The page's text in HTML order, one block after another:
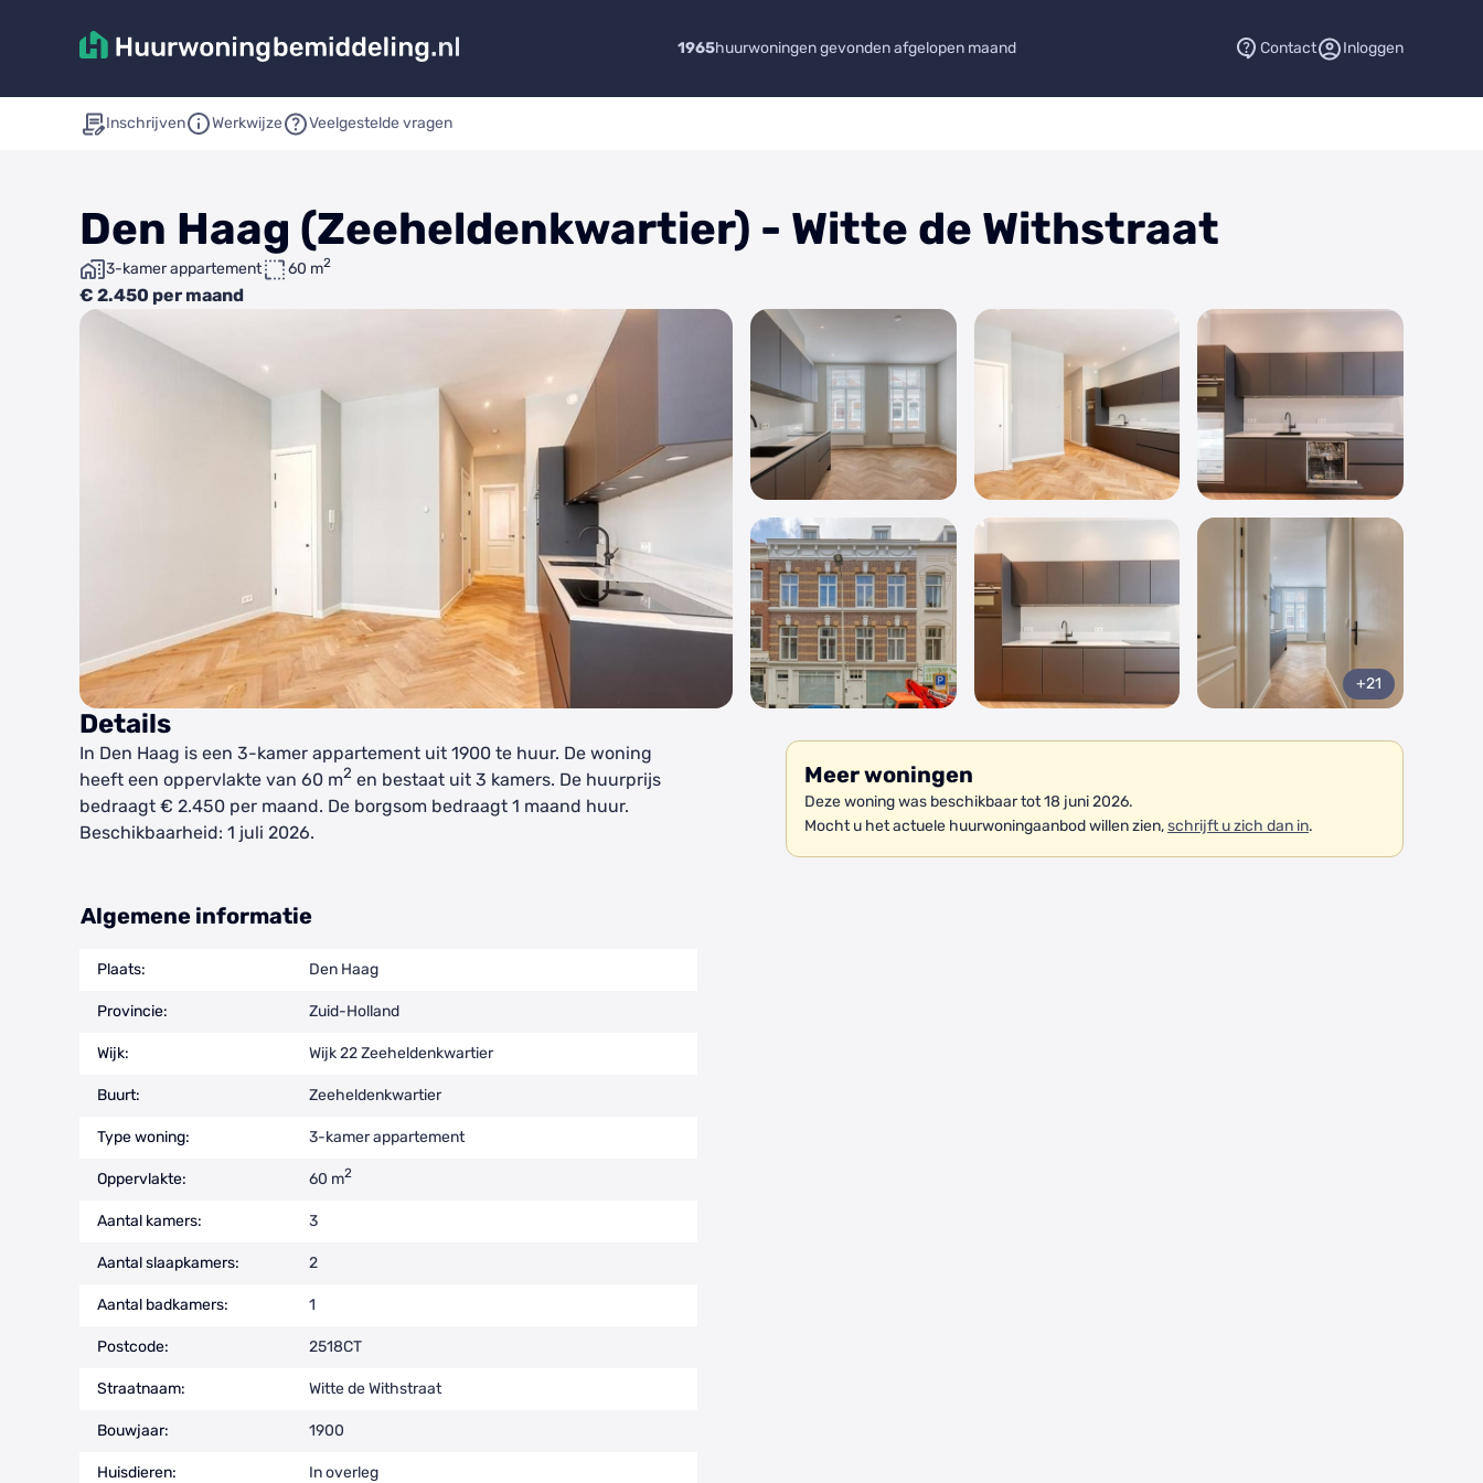
1965huurwoningen gevonden afgelopen maand Contact Inloggen
Inschrijven Werkwijze Veelgestelde vragen
Den Haag (Zeeheldenkwartier) - Witte de Withstraat
3-kamer appartement 60 m2
€ 2.450 per maand
+21
Details
In Den Haag is een 3-kamer appartement uit 1900 te huur. De woning
heeft een oppervlakte van 60 m2 en bestaat uit 3 kamers. De huurprijs
bedraagt € 2.450 per maand. De borgsom bedraagt 1 maand huur.
Beschikbaarheid: 1 juli 2026.
Meer woningen
Deze woning was beschikbaar tot 18 juni 2026.
Mocht u het actuele huurwoningaanbod willen zien,schrijft u zich dan in.
Algemene informatie
Plaats: Den Haag
Provincie: Zuid-Holland
Wijk: Wijk 22 Zeeheldenkwartier
Buurt: Zeeheldenkwartier
Type woning: 3-kamer appartement
Oppervlakte: 60 m2
Aantal kamers: 3
Aantal slaapkamers: 2
Aantal badkamers: 1
Postcode: 2518CT
Straatnaam: Witte de Withstraat
Bouwjaar: 1900
Huisdieren: In overleg